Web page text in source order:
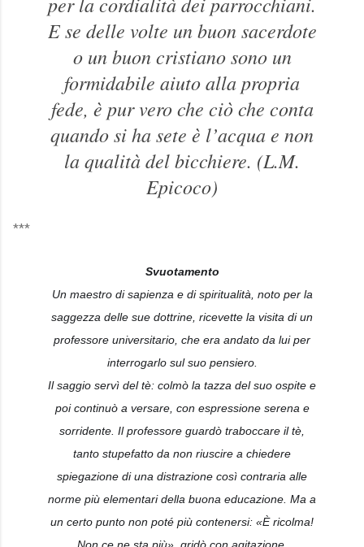
E se delle volte un buon sacerdote
o un buon cristiano sono un
formidabile aiuto alla propria
fede, è pur vero che ciò che conta
quando si ha sete è l’acqua e non
la qualità del bicchiere. (L.M.
Epicoco)
***
Svuotamento
Un maestro di sapienza e di spiritualità, noto per la
saggezza delle sue dottrine, ricevette la visita di un
professore universitario, che era andato da lui per
interrogarlo sul suo pensiero.
Il saggio servì del tè: colmò la tazza del suo ospite e
poi continuò a versare, con espressione serena e
sorridente. Il professore guardò traboccare il tè,
tanto stupefatto da non riuscire a chiedere
spiegazione di una distrazione così contraria alle
norme più elementari della buona educazione. Ma a
un certo punto non poté più contenersi: «È ricolma!
Non ce ne sta più», gridò con agitazione.